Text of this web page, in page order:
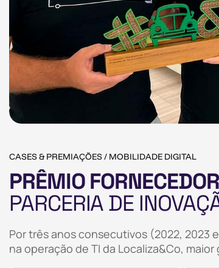
CASES & PREMIAÇÕES / MOBILIDADE DIGITAL
PRÊMIO
PARCERIA DE
Por três anos consecutivos (2022,
na operação de TI da Localiza&Co,